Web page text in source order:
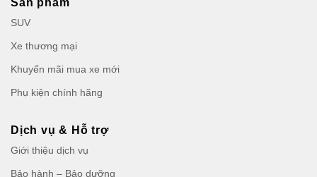
SUV
Xe thương mại
Khuyến mãi mua xe mới
Phụ kiện chính hãng
Dịch vụ & Hỗ trợ
Giới thiệu dịch vụ
Bảo hành – Bảo dưỡng